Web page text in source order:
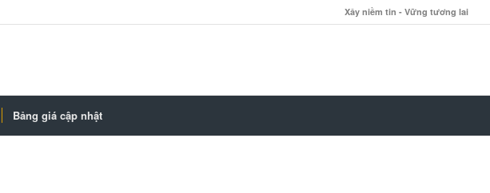
Xây niềm tin - Vững tương lai
Bảng giá cập nhật